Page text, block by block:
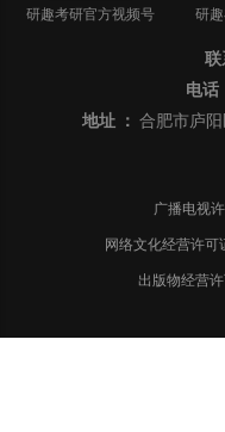
研趣考研官方视频号 研
联
电话
地址 ： 合肥市庐
广播电视
网络文化经营许
出版物经营